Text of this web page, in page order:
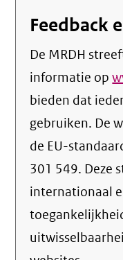
Feedback
De MRDH
informatie op
bieden dat
gebruiken. De
de EU-
301 549. Deze
internationaal